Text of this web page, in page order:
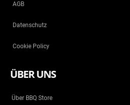
AGB
Datenschutz
Cookie Policy
ÜBER UNS
Über BBQ Store